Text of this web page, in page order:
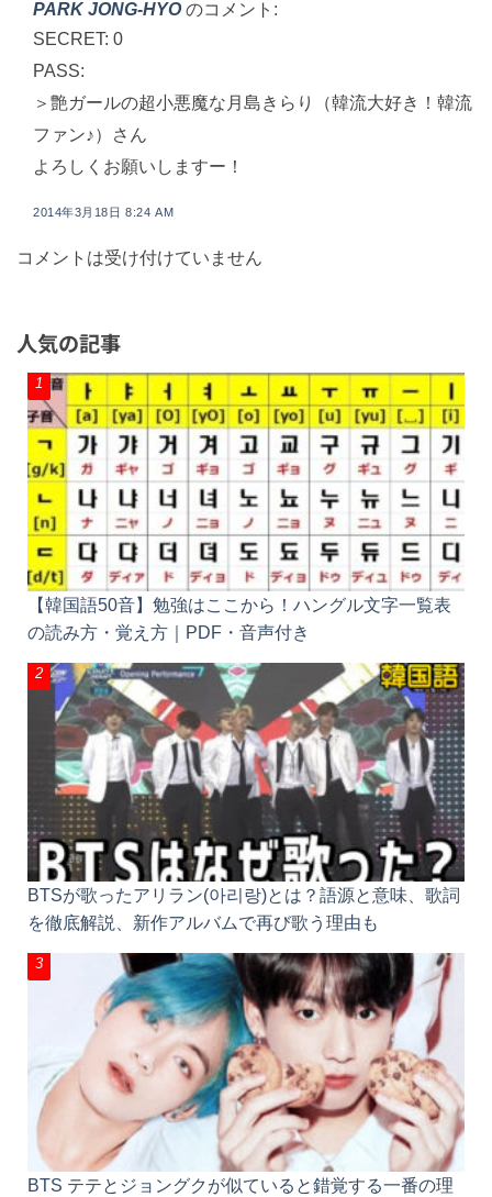
PARK JONG-HYO のコメント:
SECRET: 0
PASS:
＞艶ガールの超小悪魔な月島きらり（韓流大好き！韓流
ファン♪）さん
よろしくお願いしますー！
2014年3月18日 8:24 AM
コメントは受け付けていません
人気の記事
【韓国語50音】勉強はここから！ハングル文字一覧表
の読み方・覚え方｜PDF・音声付き
BTSが歌ったアリラン(아리랑)とは？語源と意味、歌詞
を徹底解説、新作アルバムで再び歌う理由も
BTS テテとジョングクが似ていると錯覚する一番の理